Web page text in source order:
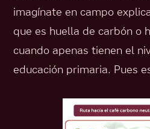
imagínate en campo
que es huella de carbón o
cuando apenas tienen el
educación primaria. Pues